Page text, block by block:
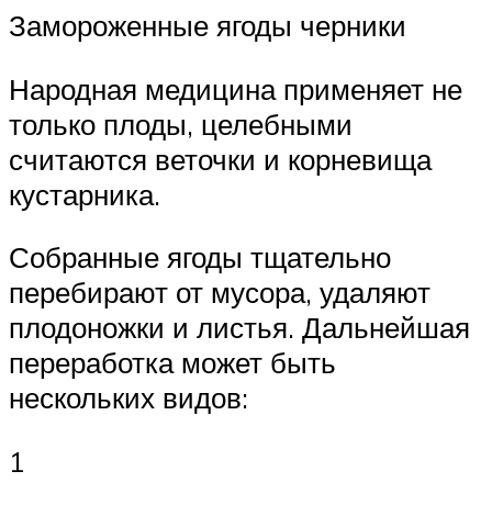
Замороженные ягоды черники
Народная медицина применяет не
только плоды, целебными
считаются веточки и корневища
кустарника.
Собранные ягоды тщательно
перебирают от мусора, удаляют
плодоножки и листья. Дальнейшая
переработка может быть
нескольких видов:
1